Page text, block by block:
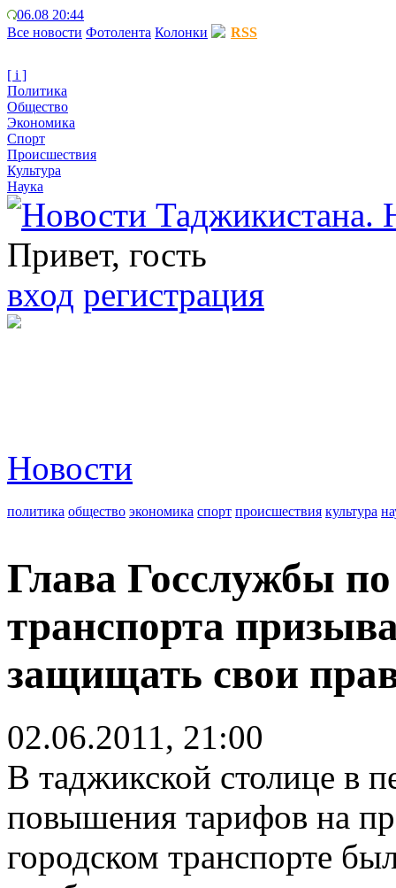
06.08 20:44
Все новости Фотолента Колонки RSS
[ i ]
Политика
Общество
Экономика
Спорт
Происшествия
Культура
Наука
Привет, гость
вход регистрация
Новости
политика общество экономика спорт происшествия культура
Глава Госслужбы
транспорта
защищать свои
02.06.2011, 21:00
В таджикской столице в
повышения тарифов на
городском транспорте